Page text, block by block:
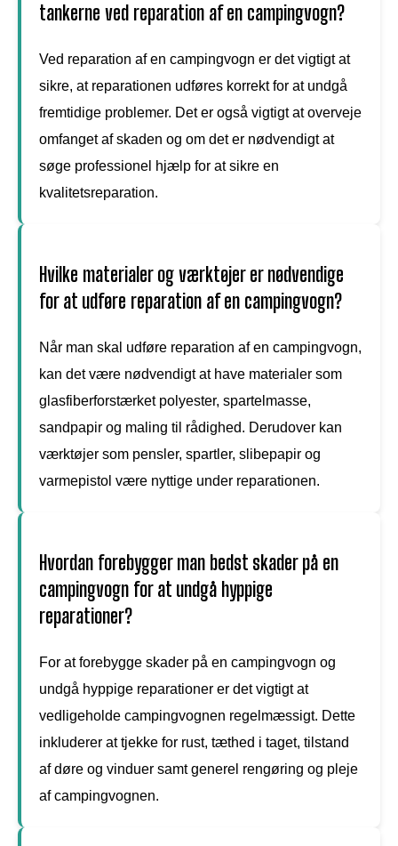
tankerne ved reparation af en campingvogn?
Ved reparation af en campingvogn er det vigtigt at
sikre, at reparationen udføres korrekt for at undgå
fremtidige problemer. Det er også vigtigt at overveje
omfanget af skaden og om det er nødvendigt at
søge professionel hjælp for at sikre en
kvalitetsreparation.
Hvilke materialer og værktøjer er nødvendige
for at udføre reparation af en campingvogn?
Når man skal udføre reparation af en campingvogn,
kan det være nødvendigt at have materialer som
glasfiberforstærket polyester, spartelmasse,
sandpapir og maling til rådighed. Derudover kan
værktøjer som pensler, spartler, slibepapir og
varmepistol være nyttige under reparationen.
Hvordan forebygger man bedst skader på en
campingvogn for at undgå hyppige
reparationer?
For at forebygge skader på en campingvogn og
undgå hyppige reparationer er det vigtigt at
vedligeholde campingvognen regelmæssigt. Dette
inkluderer at tjekke for rust, tæthed i taget, tilstand
af døre og vinduer samt generel rengøring og pleje
af campingvognen.